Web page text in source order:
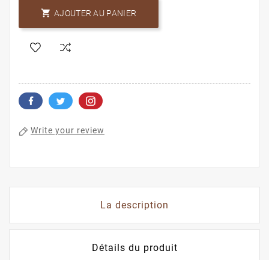
 AJOUTER AU PANIER
Write your review
La description
Détails du produit